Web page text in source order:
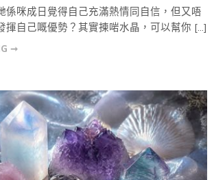
係咪成日覺得自己充滿熱情同自信，但又唔
揮自己嘅優勢？其實揀啱水晶，可以幫你 […]
➞